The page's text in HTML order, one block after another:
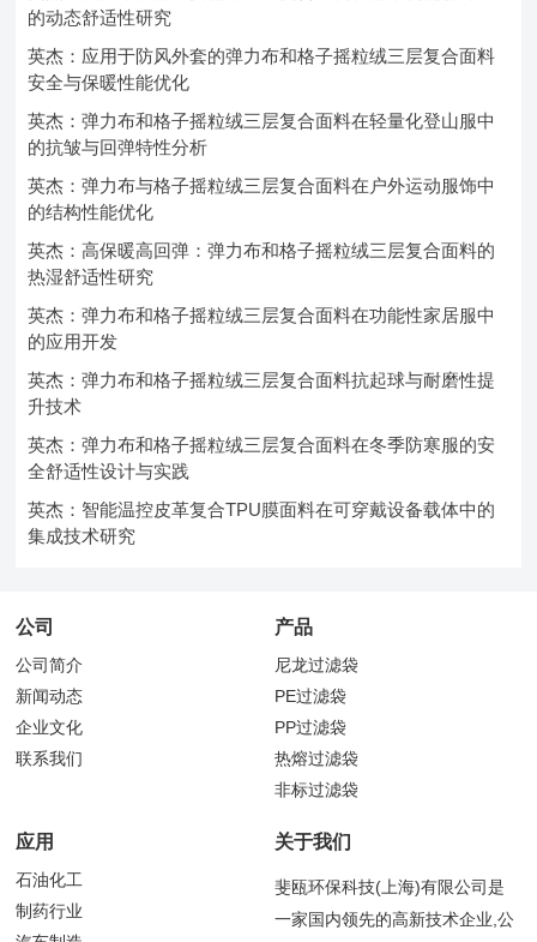
的动态舒适性研究
英杰：应用于防风外套的弹力布和格子摇粒绒三层复合面料
安全与保暖性能优化
英杰：弹力布和格子摇粒绒三层复合面料在轻量化登山服中
的抗皱与回弹特性分析
英杰：弹力布与格子摇粒绒三层复合面料在户外运动服饰中
的结构性能优化
英杰：高保暖高回弹：弹力布和格子摇粒绒三层复合面料的
热湿舒适性研究
英杰：弹力布和格子摇粒绒三层复合面料在功能性家居服中
的应用开发
英杰：弹力布和格子摇粒绒三层复合面料抗起球与耐磨性提
升技术
英杰：弹力布和格子摇粒绒三层复合面料在冬季防寒服的安
全舒适性设计与实践
英杰：智能温控皮革复合TPU膜面料在可穿戴设备载体中的
集成技术研究
公司
公司简介
新闻动态
企业文化
联系我们
产品
尼龙过滤袋
PE过滤袋
PP过滤袋
热熔过滤袋
非标过滤袋
应用
石油化工
制药行业
关于我们
斐瓯环保科技(上海)有限公司是
一家国内领先的高新技术企业,公